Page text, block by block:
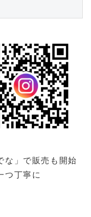
な」で販売も開始
つ丁寧に